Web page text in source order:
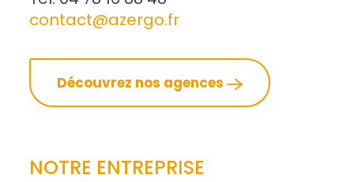
contact@azergo.fr
Découvrez nos agences
NOTRE ENTREPRISE